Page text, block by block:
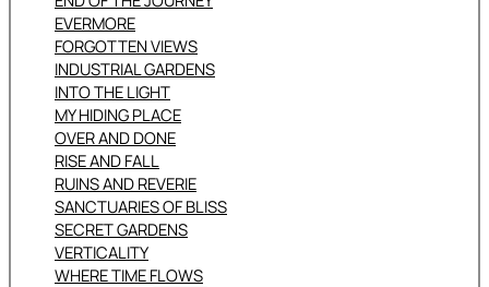
EVERMORE
FORGOTTEN VIEWS
INDUSTRIAL GARDENS
INTO THE LIGHT
MY HIDING PLACE
OVER AND DONE
RISE AND FALL
RUINS AND REVERIE
SANCTUARIES OF BLISS
SECRET GARDENS
VERTICALITY
WHERE TIME FLOWS